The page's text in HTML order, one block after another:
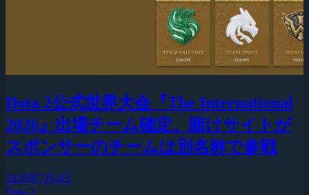
Dota 2公式世界大会『The International
2026』出場チーム確定、賭けサイトが
スポンサーのチームは別名称で参戦
2026年7月4日
Dota 2